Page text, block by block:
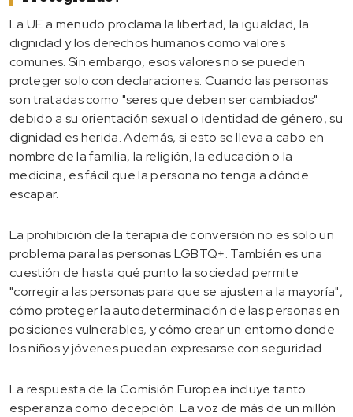
La UE a menudo proclama la libertad, la igualdad, la
dignidad y los derechos humanos como valores
comunes. Sin embargo, esos valores no se pueden
proteger solo con declaraciones. Cuando las personas
son tratadas como "seres que deben ser cambiados"
debido a su orientación sexual o identidad de género, su
dignidad es herida. Además, si esto se lleva a cabo en
nombre de la familia, la religión, la educación o la
medicina, es fácil que la persona no tenga a dónde
escapar.
La prohibición de la terapia de conversión no es solo un
problema para las personas LGBTQ+. También es una
cuestión de hasta qué punto la sociedad permite
"corregir a las personas para que se ajusten a la mayoría",
cómo proteger la autodeterminación de las personas en
posiciones vulnerables, y cómo crear un entorno donde
los niños y jóvenes puedan expresarse con seguridad.
La respuesta de la Comisión Europea incluye tanto
esperanza como decepción. La voz de más de un millón